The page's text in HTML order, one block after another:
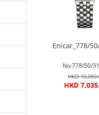
Enicar_778/
No:778/50/
HKD
HKD